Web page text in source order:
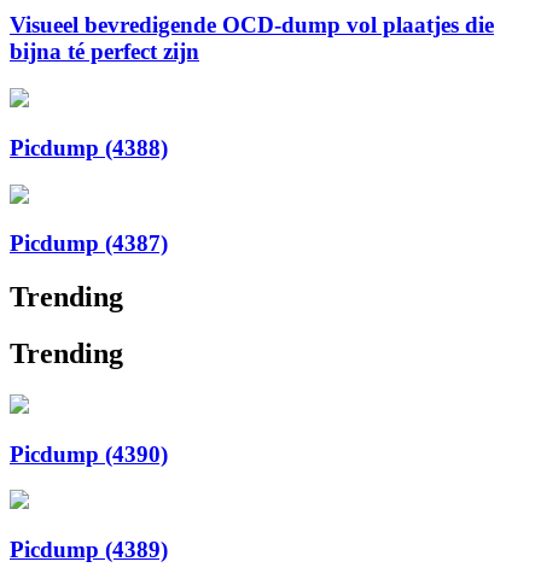
Visueel bevredigende OCD-dump vol plaatjes die
bijna té perfect zijn
Picdump (4388)
Picdump (4387)
Trending
Trending
Picdump (4390)
Picdump (4389)